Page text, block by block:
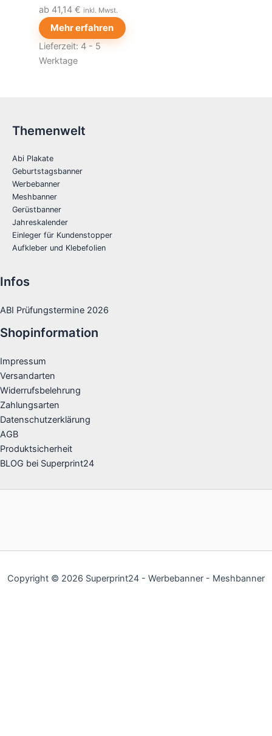
ab 41,14 € inkl. Mwst.
Mehr erfahren
Lieferzeit: 4 - 5
Werktage
Themenwelt
Abi Plakate
Geburtstagsbanner
Werbebanner
Meshbanner
Gerüstbanner
Jahreskalender
Einleger für Kundenstopper
Aufkleber und Klebefolien
Infos
ABI Prüfungstermine 2026
Shopinformation
Impressum
Versandarten
Widerrufsbelehrung
Zahlungsarten
Datenschutzerklärung
AGB
Produktsicherheit
BLOG bei Superprint24
Copyright © 2026 Superprint24 - Werbebanner - Meshbanner